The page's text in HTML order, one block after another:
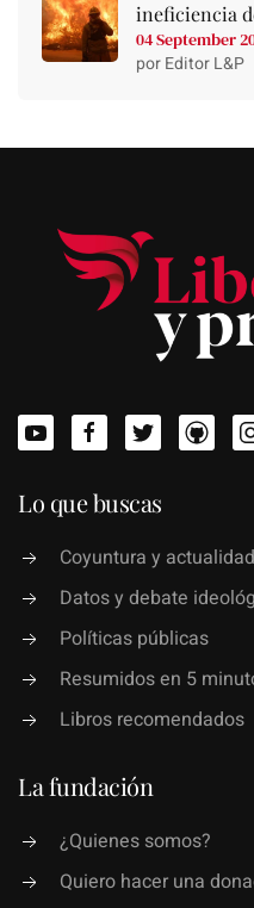
ineficiencia
04 September
por Editor L&P
Lo que buscas
Coyuntura y actualidad
Datos y debate
Políticas públicas
Resumidos en 5
Libros recomendados
La fundación
¿Quienes somos?
Quiero hacer una